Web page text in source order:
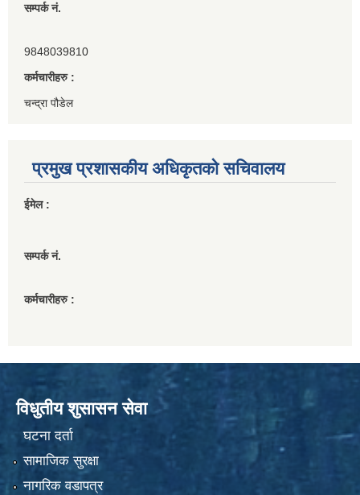
सम्पर्क नं.
9848039810
कर्मचारीहरु :
चन्द्रा पौडेल
प्रमुख प्रशासकीय अधिकृतको सचिवालय
ईमेल :
सम्पर्क नं.
कर्मचारीहरु :
विधुतीय शुसासन सेवा
घटना दर्ता
सामाजिक सुरक्षा
नागरिक वडापत्र